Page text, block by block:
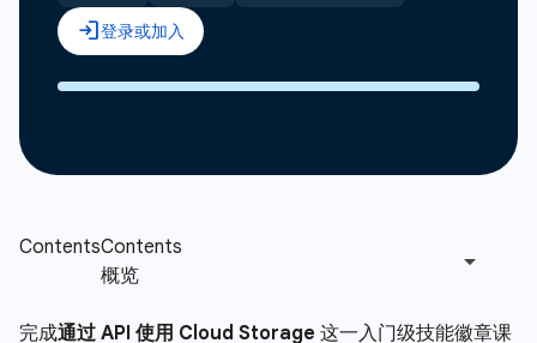
完成通过 API 使用 Cloud Storage 这一入门级技能徽章课